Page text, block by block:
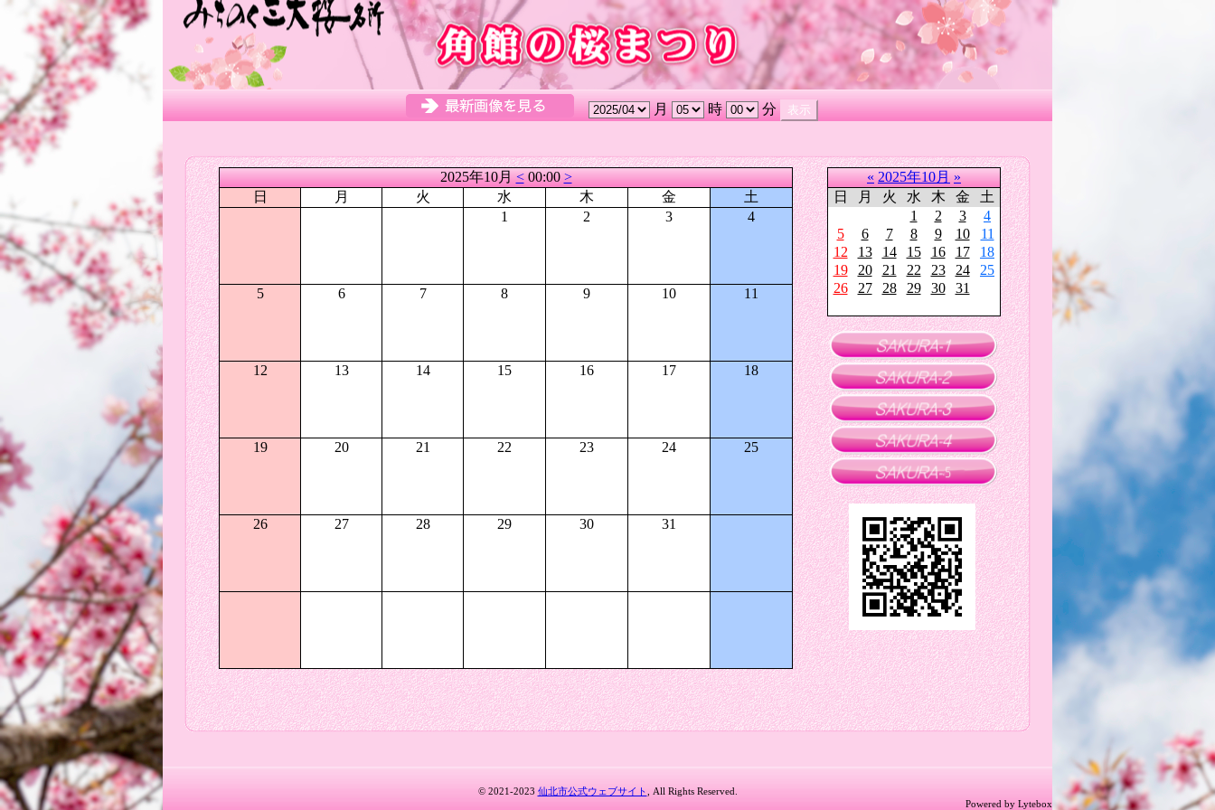
月 時 分
2025年10月<00:00>
日
月 火 水 木 金
土
1
2 3 4
5 6 7 8 9 10 11
12 13 14 15 16 17 18
19 20 21 22 23 24 25
26 27 28 29 30 31
« 2025年10月 »
日
月 火 水 木 金
土
1
2 3
4
5
6 7 8 9 10
11
12
13 14 15 16 17
18
19
20 21 22 23 24
25
26
27 28 29 30 31
© 2021-2023 仙北市公式ウェブサイト
, All Rights Reserved.
Powered by Lytebox